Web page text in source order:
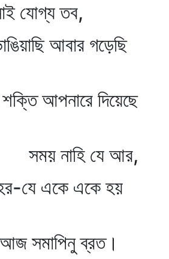
তব,
আবার গড়েছি
আপনারে দিয়েছে
যে আর,
যে একে একে হয়
ব্রত।